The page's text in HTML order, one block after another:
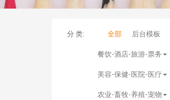
分 类: 全部 后台模板
餐饮-酒店-旅游-票务
美容-保健-医院-医疗
农业-畜牧-养殖-宠物